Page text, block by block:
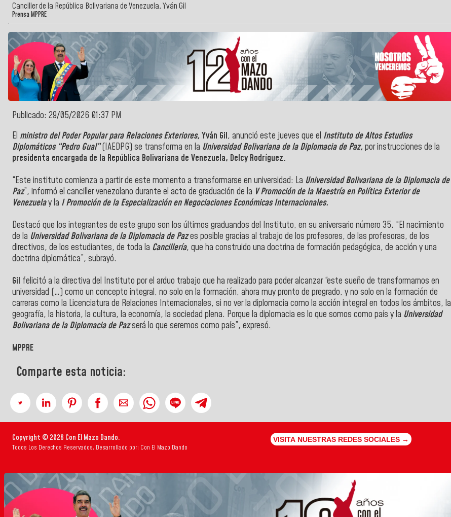
Canciller de la República Bolivariana de Venezuela, Yván Gil
Prensa MPPRE
Publicado: 29/05/2026 01:37 PM
El ministro del Poder Popular para Relaciones Exteriores, Yván Gil, anunció este jueves que el Instituto de Altos Estudios
Diplomáticos “Pedro Gual”(IAEDPG) se transforma en la Universidad Bolivariana de la Diplomacia de Paz, por instrucciones de la
presidenta encargada de la República Bolivariana de Venezuela, Delcy Rodríguez.
“Este instituto comienza a partir de este momento a transformarse en universidad: La Universidad Bolivariana de la Diplomacia de
Paz”, informó el canciller venezolano durante el acto de graduación de la V Promoción de la Maestría en Política Exterior de
Venezuelay la I Promoción de la Especialización en Negociaciones Económicas Internacionales.
Destacó que los integrantes de este grupo son los últimos graduandos del Instituto, en su aniversario número 35. “El nacimiento
de la Universidad Bolivariana de la Diplomacia de Pazes posible gracias al trabajo de los profesores, de las profesoras, de los
directivos, de los estudiantes, de toda la Cancillería, que ha construido una doctrina de formación pedagógica, de acción y una
doctrina diplomática”, subrayó.
Gil felicitó a la directiva del Instituto por el arduo trabajo que ha realizado para poder alcanzar “este sueño de transformarnos en
universidad (…) como un concepto integral, no solo en la formación, ahora muy pronto de pregrado, y no solo en la formación de
carreras como la Licenciatura de Relaciones Internacionales, si no ver la diplomacia como la acción integral en todos los ámbitos, la
geografía, la historia, la cultura, la economía, la sociedad plena. Porque la diplomacia es lo que somos como país y la Universidad
Bolivariana de la Diplomacia de Pazserá lo que seremos como país”, expresó.
MPPRE
Comparte esta noticia:
Copyright © 2026 Con El Mazo Dando.
Todos Los Derechos Reservados. Desarrollado por: Con El Mazo Dando
VISITA NUESTRAS REDES SOCIALES →